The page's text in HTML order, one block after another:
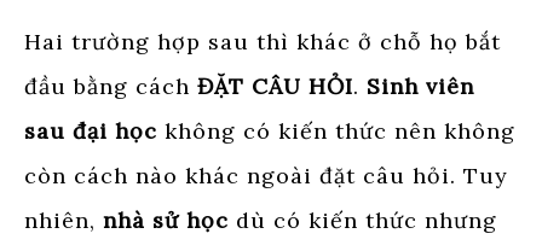
Hai trường hợp sau thì khác ở chỗ họ bắt
đầu bằng cách ĐẶT CÂU HỎI. Sinh viên
sau đại học không có kiến thức nên không
còn cách nào khác ngoài đặt câu hỏi. Tuy
nhiên, nhà sử học dù có kiến thức nhưng